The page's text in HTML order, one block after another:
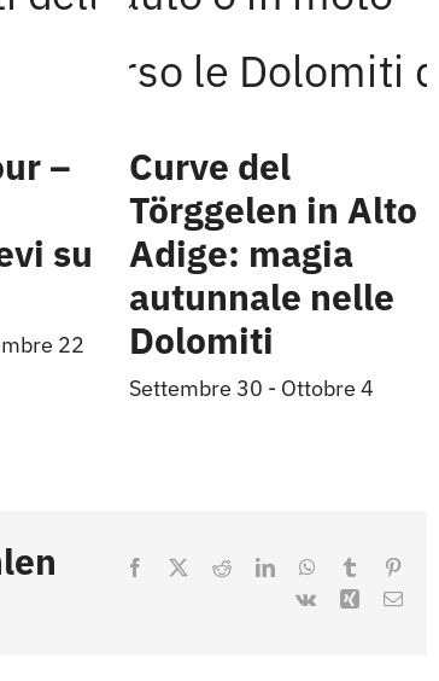
–
su
22
Curve del
Törggelen in Alto
Adige: magia
autunnale nelle
Dolomiti
Settembre 30 - Ottobre 4
Facebook RedditLinkedInWhatsApp
Tumblr
Vk
Xing Email